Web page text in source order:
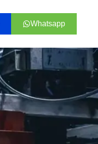
Whatsapp